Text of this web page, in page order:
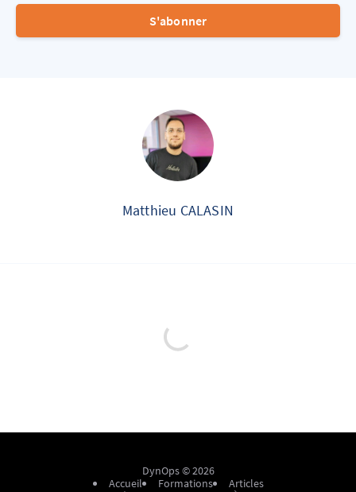
S'abonner
Matthieu CALASIN
DynOps © 2026
Accueil
Formations
Articles